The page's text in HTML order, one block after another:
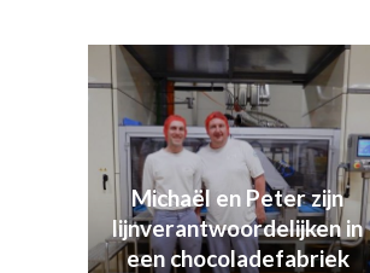
Michaël en Peter zijn
lijnverantwoordelijken in
een chocoladefabriek